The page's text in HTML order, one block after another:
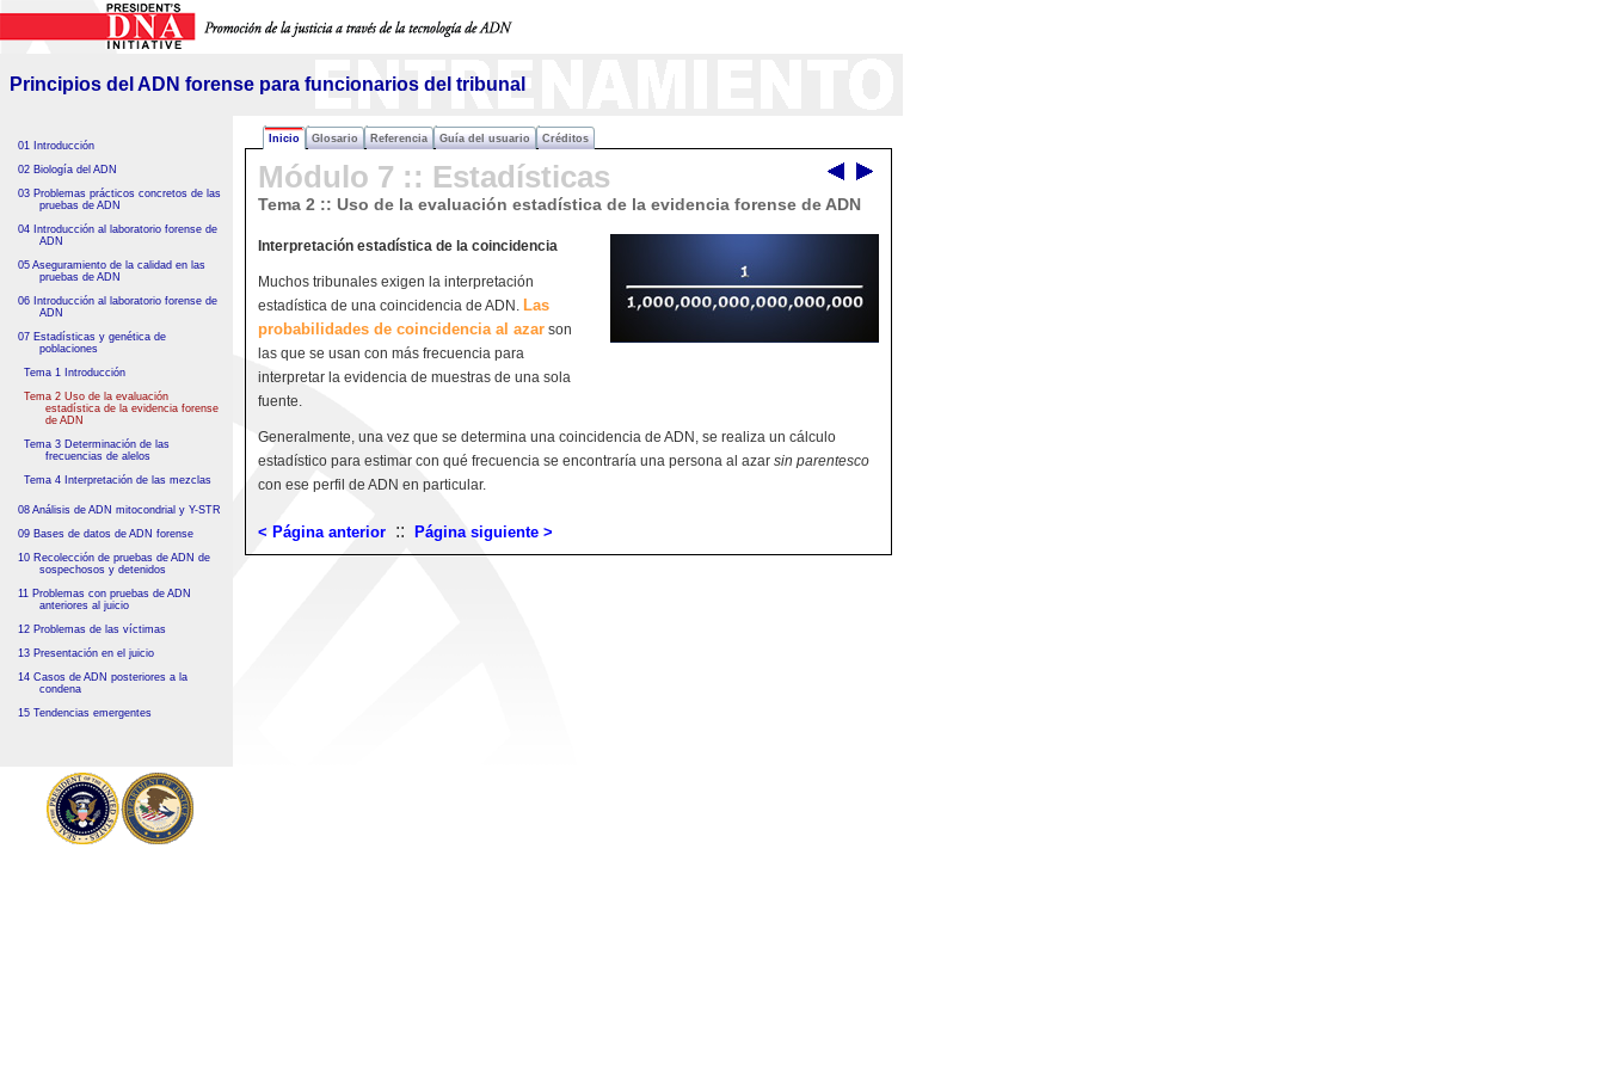
para funcionarios del tribunal
Principios del ADN forense para funcionarios del tribunal
Inicio Glosario Referencia Guía del usuario Créditos
01 Introducción
02 Biología del ADN
03 Problemas prácticos concretos de las
pruebas de ADN
04 Introducción al laboratorio forense de
ADN
05 Aseguramiento de la calidad en las
pruebas de ADN
06 Introducción al laboratorio forense de
ADN
07 Estadísticas y genética de
poblaciones
Tema 1 Introducción
Tema 2 Uso de la evaluación
estadística de la evidencia forense
de ADN
Tema 3 Determinación de las
frecuencias de alelos
Tema 4 Interpretación de las mezclas
08 Análisis de ADN mitocondrial y Y-STR
09 Bases de datos de ADN forense
10 Recolección de pruebas de ADN de
sospechosos y detenidos
11 Problemas con pruebas de ADN
anteriores al juicio
12 Problemas de las víctimas
13 Presentación en el juicio
14 Casos de ADN posteriores a la
condena
15 Tendencias emergentes
Módulo 7 :: Estadísticas
Tema 2 :: Uso de la evaluación estadística de la evidencia forense de ADN
Interpretación estadística de la coincidencia
Muchos tribunales exigen la interpretación
estadística de una coincidencia de ADN. Las
probabilidades de coincidencia al azar son
las que se usan con más frecuencia para
interpretar la evidencia de muestras de una sola
fuente.
Generalmente, una vez que se determina una coincidencia de ADN, se realiza un cálculo
estadístico para estimar con qué frecuencia se encontraría una persona al azar sin parentesco
con ese perfil de ADN en particular.
< Página anterior :: Página siguiente >